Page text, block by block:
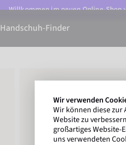
Willkommen im neuen Online-Shop
Handschuh-Finder
Wir verwenden
Wir können diese zur
Website zu
großartiges Website-
uns verwendeten